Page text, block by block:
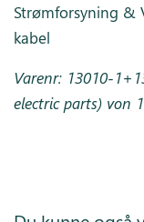
Strømforsyning &
kabel
Varenr: 13010-
electric parts) von